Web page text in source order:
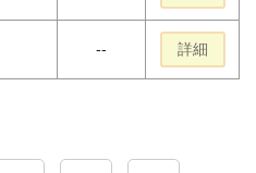
-- 詳細